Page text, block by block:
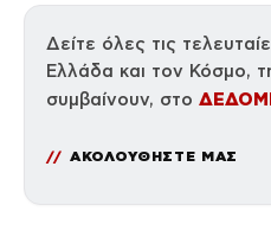
Δείτε όλες τις
Ελλάδα και τον Κόσμο,
συμβαίνουν, στο
ΑΚΟΛΟΥΘΗΣΤΕ ΜΑΣ